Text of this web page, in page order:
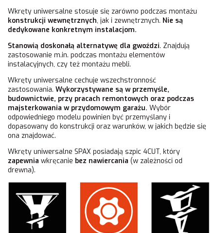
Wkręty uniwersalne stosuje się zarówno podczas montażu
konstrukcji wewnętrznych, jak i zewnętrznych. Nie są
dedykowane konkretnym instalacjom.
Stanowią doskonałą alternatywę dla gwoździ. Znajdują
zastosowanie m.in. podczas montażu elementów
instalacyjnych, czy też montażu mebli.
Wkręty uniwersalne cechuje wszechstronność
zastosowania. Wykorzystywane są w przemyśle,
budownictwie, przy pracach remontowych oraz podczas
majsterkowania w przydomowym garażu. Wybór
odpowiedniego modelu powinien być przemyślany i
dopasowany do konstrukcji oraz warunków, w jakich będzie się
ona znajdować.
Wkręty uniwersalne SPAX posiadają szpic 4CUT, który
zapewnia wkręcanie bez nawiercania (w zależności od
drewna).